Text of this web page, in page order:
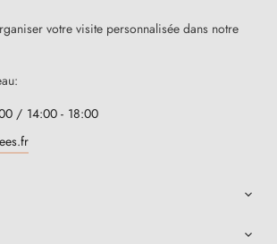
votre visite personnalisée dans notre
/ 14:00 - 18:00

